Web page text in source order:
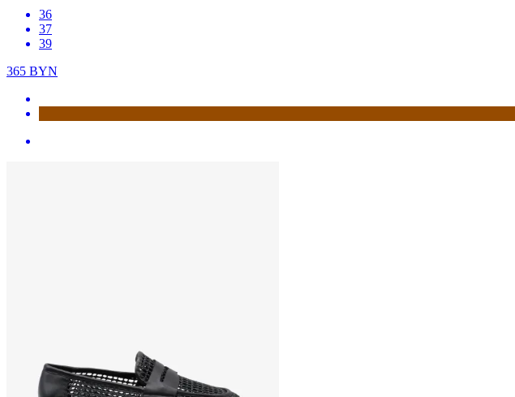
36
37
39
365 BYN